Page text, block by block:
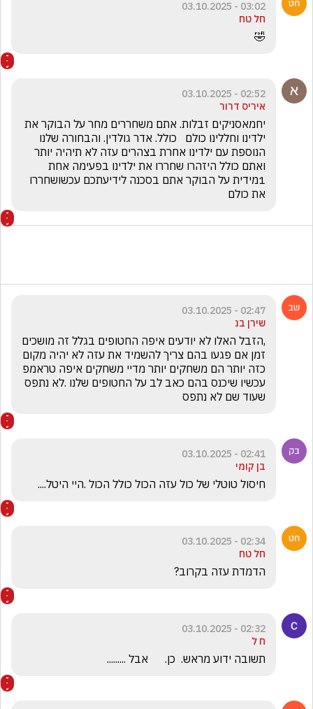
03:02 - 03.10.2025
חל טח
🤣
02:52 - 03.10.2025
איריס דרור
את כולם
02:47 - 03.10.2025
שירן בנ
שעוד שם לא נתפס
02:41 - 03.10.2025
בן קומי
חיסול טוטלי של כול עזה הכול כולל הכול .היי היטל....
02:34 - 03.10.2025
חל טח
הדמדת עזה בקרוב?
02:32 - 03.10.2025
ח ל
תשובה ידוע מראש.  כן.      אבל .........